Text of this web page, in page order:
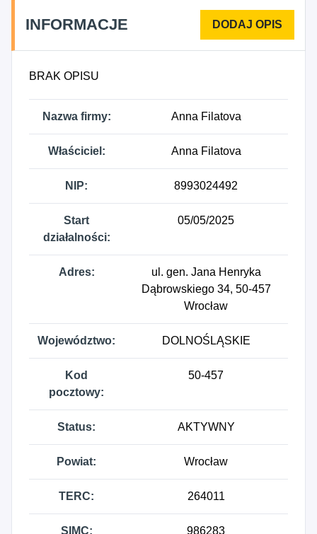
INFORMACJE
BRAK OPISU
Nazwa firmy: Anna Filatova
Właściciel: Anna Filatova
NIP: 8993024492
Start
działalności:
05/05/2025
Adres:
ul. gen. Jana Henryka
Dąbrowskiego 34, 50-457
Wrocław
Województwo: DOLNOŚLĄSKIE
Kod
pocztowy:
50-457
Status: AKTYWNY
Powiat: Wrocław
TERC: 264011
SIMC: 986283